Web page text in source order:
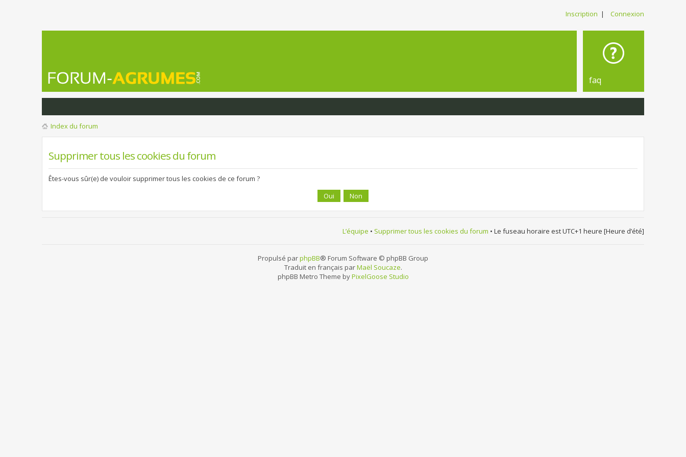
Inscription | Connexion
faq
Index du forum
Supprimer tous les cookies du forum
Êtes-vous sûr(e) de vouloir supprimer tous les cookies de ce forum ?
L’équipe • Supprimer tous les cookies du forum • Le fuseau horaire est UTC+1 heure [Heure d’été]
Propulsé parphpBB® Forum Software © phpBB Group
Traduit en français parMaël Soucaze.
phpBB Metro Theme byPixelGoose Studio